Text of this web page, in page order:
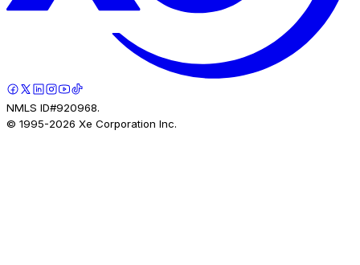
NMLS ID#920968.
© 1995-2026 Xe Corporation Inc.